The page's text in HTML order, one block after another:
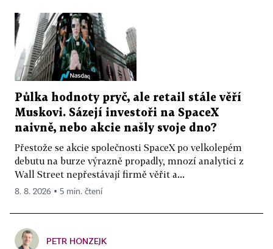
Půlka hodnoty pryč, ale retail stále věří
Muskovi. Sázejí investoři na SpaceX
naivně, nebo akcie našly svoje dno?
Přestože se akcie společnosti SpaceX po velkolepém
debutu na burze výrazně propadly, mnozí analytici z
Wall Street nepřestávají firmě věřit a...
8. 8. 2026 ▪ 5 min. čtení
PETR HONZEJK